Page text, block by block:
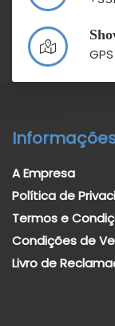
A Empresa
Política de
Termos e
Condições de
Livro de